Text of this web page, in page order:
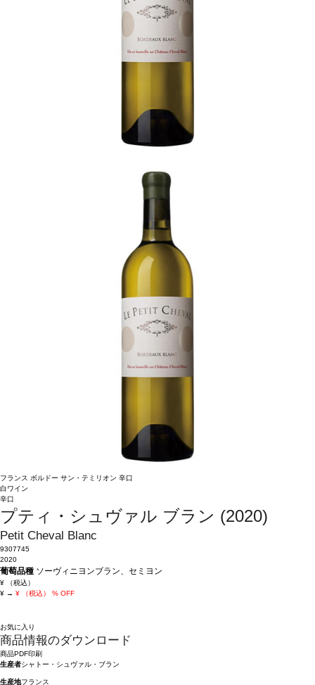
フランス ボルドー サン・テミリオン 辛口
白ワイン
辛口
プティ・シュヴァル ブラン (2020)
Petit Cheval Blanc
9307745
2020
葡萄品種ソーヴィニヨンブラン、セミヨン
¥
（税込）
¥ → ¥ （税込） % OFF
お気に入り
商品情報のダウンロード
商品PDF印刷
生産者シャトー・シュヴァル・ブラン
生産地フランス